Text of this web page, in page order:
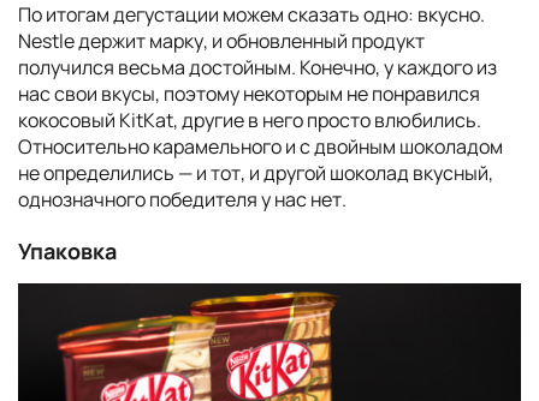
По итогам дегустации можем сказать одно: вкусно.
Nestle держит марку, и обновленный продукт
получился весьма достойным. Конечно, у каждого из
нас свои вкусы, поэтому некоторым не понравился
кокосовый KitKat, другие в него просто влюбились.
Относительно карамельного и с двойным шоколадом
не определились — и тот, и другой шоколад вкусный,
однозначного победителя у нас нет.
Упаковка